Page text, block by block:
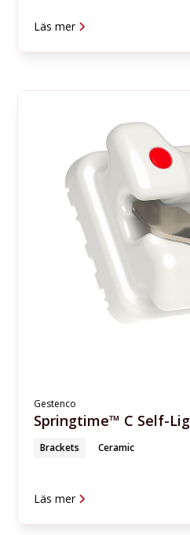
Läs mer
Gestenco
Springtime™ C Self-
Brackets Ceramic
Läs mer